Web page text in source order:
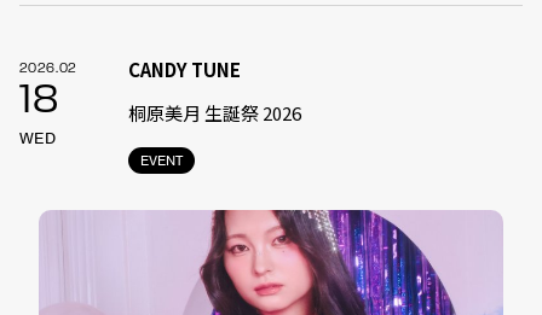
2026.02
18
WED
EVENT
CANDY TUNE
桐原美月 生誕祭 2026